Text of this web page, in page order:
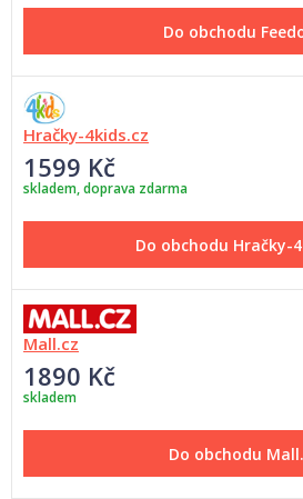
Do obchodu
Hračky-4kids.cz
1599 Kč
skladem, doprava zdarma
Do obchodu Hračky-
Mall.cz
1890 Kč
skladem
Do obchodu